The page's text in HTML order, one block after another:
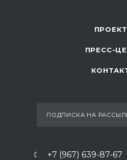
ПРЕСС-
ПОДПИСКА НА
+7 (967) 639-87-67